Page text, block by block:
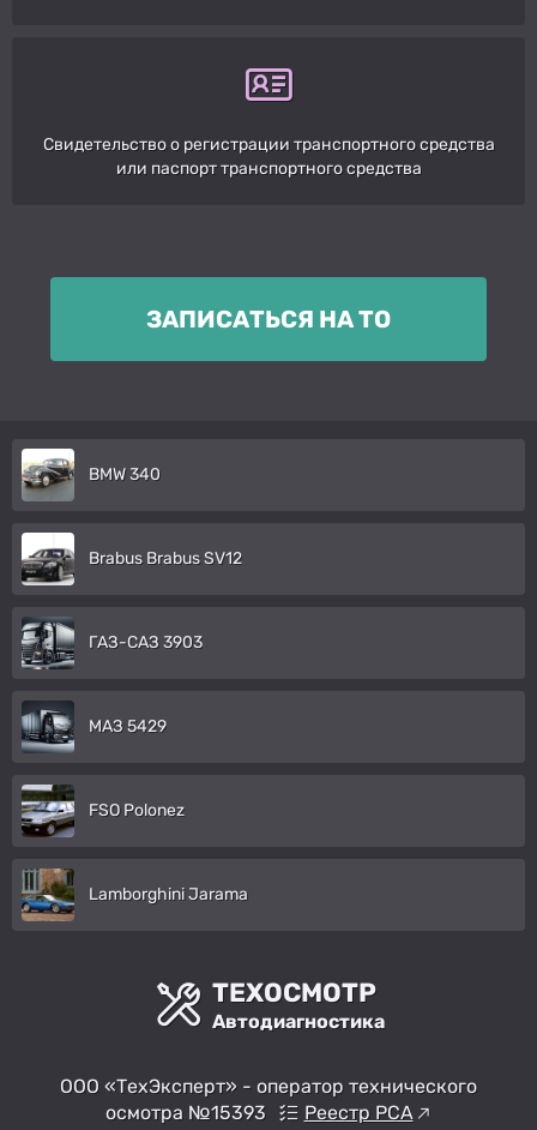
Свидетельство о регистрации транспортного средства
или паспорт транспортного средства
ЗАПИСАТЬСЯ НА ТО
BMW 340
Brabus Brabus SV12
ГАЗ-САЗ 3903
МАЗ 5429
FSO Polonez
Lamborghini Jarama
ТЕХОСМОТР
Автодиагностика
ООО «ТехЭксперт» - оператор технического
осмотра №15393
Реестр РСА